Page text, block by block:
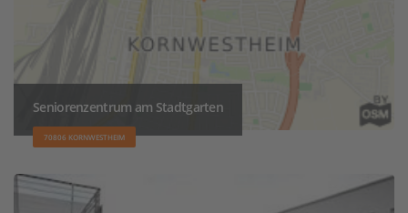
Seniorenzentrum am Stadtgarten
70806 KORNWESTHEIM